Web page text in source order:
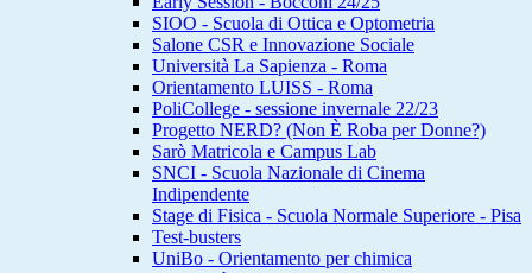
SIOO - Scuola di Ottica e Optometria
Salone CSR e Innovazione Sociale
Università La Sapienza - Roma
Orientamento LUISS - Roma
PoliCollege - sessione invernale 22/23
Progetto NERD? (Non È Roba per Donne?)
Sarò Matricola e Campus Lab
SNCI - Scuola Nazionale di Cinema
Indipendente
Stage di Fisica - Scuola Normale Superiore - Pisa
Test-busters
UniBo - Orientamento per chimica